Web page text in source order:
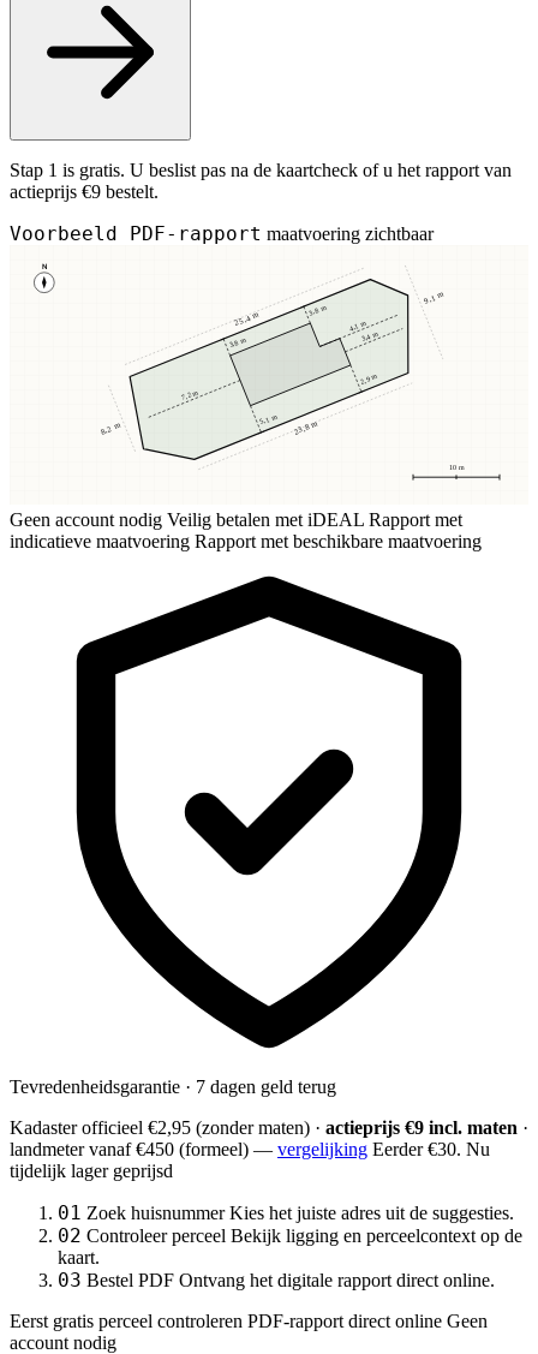
Stap 1 is gratis. U beslist pas na de kaartcheck of u het rapport van
actieprijs €9 bestelt.
Voorbeeld PDF-rapport maatvoering zichtbaar
N
10 m
3,8 m
3,8 m
5,1 m
2,9 m
7,2 m
3,4 m
4,1 m
25,4 m
23,8 m
8,2 m
9,1 m
Geen account nodig Veilig betalen met iDEAL Rapport met
indicatieve maatvoering Rapport met beschikbare maatvoering
Tevredenheidsgarantie · 7 dagen geld terug
Kadaster officieel €2,95 (zonder maten) · actieprijs €9 incl. maten ·
landmetervanaf €450 (formeel) — vergelijking Eerder €30. Nu
tijdelijk lager geprijsd
01 Zoek huisnummer Kies het juiste adres uit de suggesties.
02 Controleer perceel Bekijk ligging en perceelcontext op de
kaart.
03 Bestel PDF Ontvang het digitale rapport direct online.
Eerst gratis perceel controleren PDF-rapport direct online Geen
account nodig